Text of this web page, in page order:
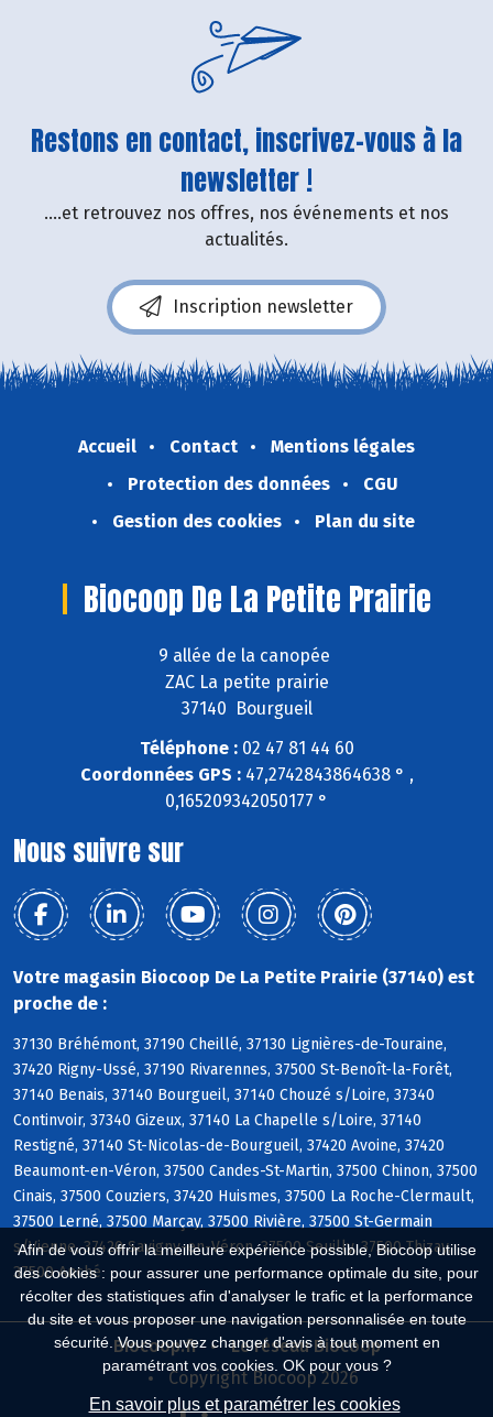
Afin de vous offrir la meilleure expérience possible, Biocoop utilise
des cookies : pour assurer une performance optimale du site, pour
récolter des statistiques afin d'analyser le trafic et la performance
du site et vous proposer une navigation personnalisée en toute
sécurité. Vous pouvez changer d'avis à tout moment en
paramétrant vos cookies. OK pour vous ?
En savoir plus et paramétrer les cookies
Restons en contact, inscrivez-vous à la
newsletter !
....et retrouvez nos offres, nos événements et nos
actualités.
Inscription newsletter
Accueil Contact
Mentions légales
Protection des données
CGU
Gestion des cookies
Plan du site
Biocoop De La Petite Prairie
9 allée de la canopée
ZAC La petite prairie
37140 Bourgueil
Téléphone :02 47 81 44 60
Coordonnées GPS :47,2742843864638 ° ,
0,165209342050177 °
Nous suivre sur
Votre magasin Biocoop De La Petite Prairie (37140) est
proche de :
37130 Bréhémont, 37190 Cheillé, 37130 Lignières-de-Touraine,
37420 Rigny-Ussé, 37190 Rivarennes, 37500 St-Benoît-la-Forêt,
37140 Benais, 37140 Bourgueil, 37140 Chouzé s/Loire, 37340
Continvoir, 37340 Gizeux, 37140 La Chapelle s/Loire, 37140
Restigné, 37140 St-Nicolas-de-Bourgueil, 37420 Avoine, 37420
Beaumont-en-Véron, 37500 Candes-St-Martin, 37500 Chinon, 37500
Cinais, 37500 Couziers, 37420 Huismes, 37500 La Roche-Clermault,
37500 Lerné, 37500 Marçay, 37500 Rivière, 37500 St-Germain
s/Vienne, 37420 Savigny-en-Véron, 37500 Seuilly, 37500 Thizay,
37500 Anché
Biocoop.fr
Le réseau Biocoop
Copyright Biocoop 2026